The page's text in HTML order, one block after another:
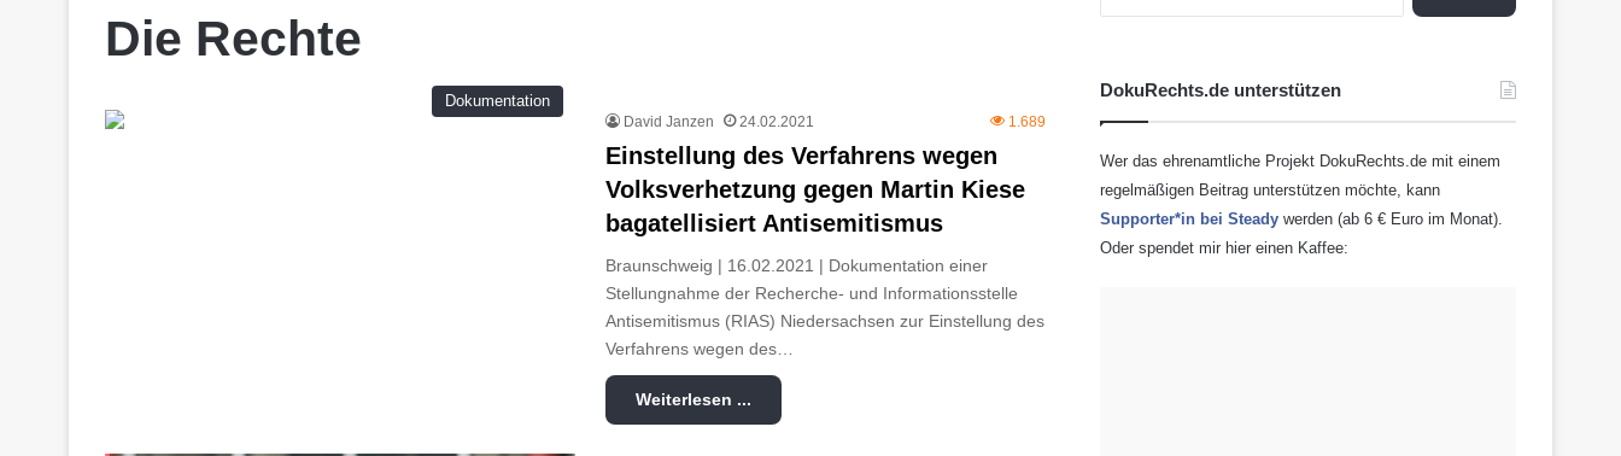
Die Rechte
Dokumentation
David Janzen 24.02.2021 1.689
Einstellung des Verfahrens wegen
Volksverhetzung gegen Martin Kiese
bagatellisiert Antisemitismus
Braunschweig | 16.02.2021 | Dokumentation einer
Stellungnahme der Recherche- und Informationsstelle
Antisemitismus (RIAS) Niedersachsen zur Einstellung des
Verfahrens wegen des…
Weiterlesen ...
a
c
DokuRechts.de unterstützen
Wer das ehrenamtliche Projekt DokuRechts.de mit einem
regelmäßigen Beitrag unterstützen möchte, kann
Supporter*in bei Steady werden (ab 6 € Euro im Monat).
Oder spendet mir hier einen Kaffee: